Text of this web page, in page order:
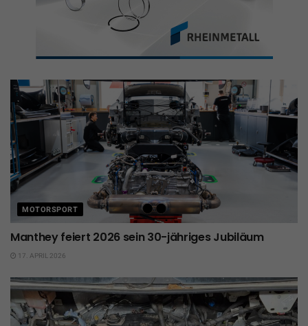
MOTORSPORT
Manthey feiert 2026 sein 30-jähriges Jubiläum
17. APRIL 2026